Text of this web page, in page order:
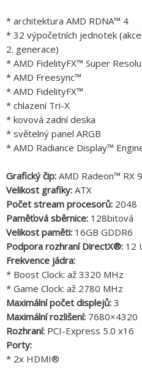
* architektura AMD RDNA™ 4
* 32 výpočetních jednotek
2. generace)
* AMD FidelityFX™ Super
* AMD Freesync™
* AMD FidelityFX™
* chlazení Tri-X
* kovová zadní deska
* světelný panel ARGB
* AMD Radiance Display™
Grafický čip: AMD Radeon™ RX
Velikost grafiky: ATX
Počet stream procesorů: 2048
Paměťová sběrnice: 128bitová
Velikost paměti: 16GB GDDR6
Podpora rozhraní DirectX®: 12
Frekvence jádra:
* Boost Clock: až 3320 MHz
* Game Clock: až 2780 MHz
Maximální počet displejů: 3
Maximální rozlišení: 7680×4320
Rozhraní: PCI-Express 5.0 x16
Porty:
* 2x HDMI®